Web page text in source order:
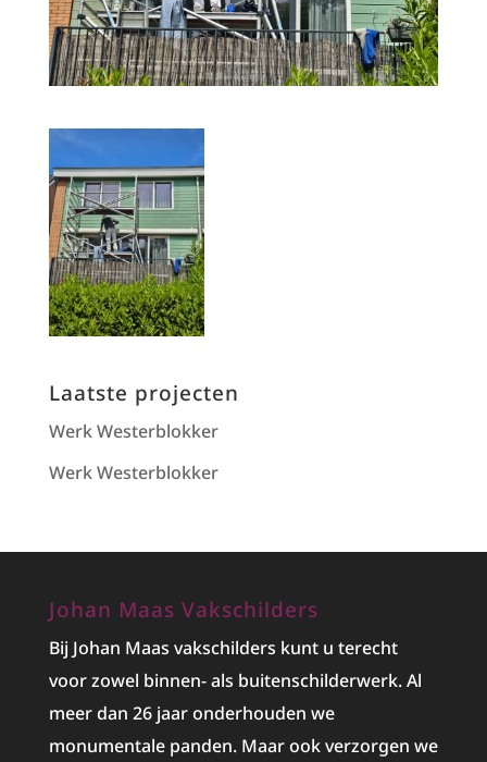
Laatste projecten
Werk Westerblokker
Werk Westerblokker
Johan Maas Vakschilders
Bij Johan Maas vakschilders kunt u terecht
voor zowel binnen- als buitenschilderwerk. Al
meer dan 26 jaar onderhouden we
monumentale panden. Maar ook verzorgen we